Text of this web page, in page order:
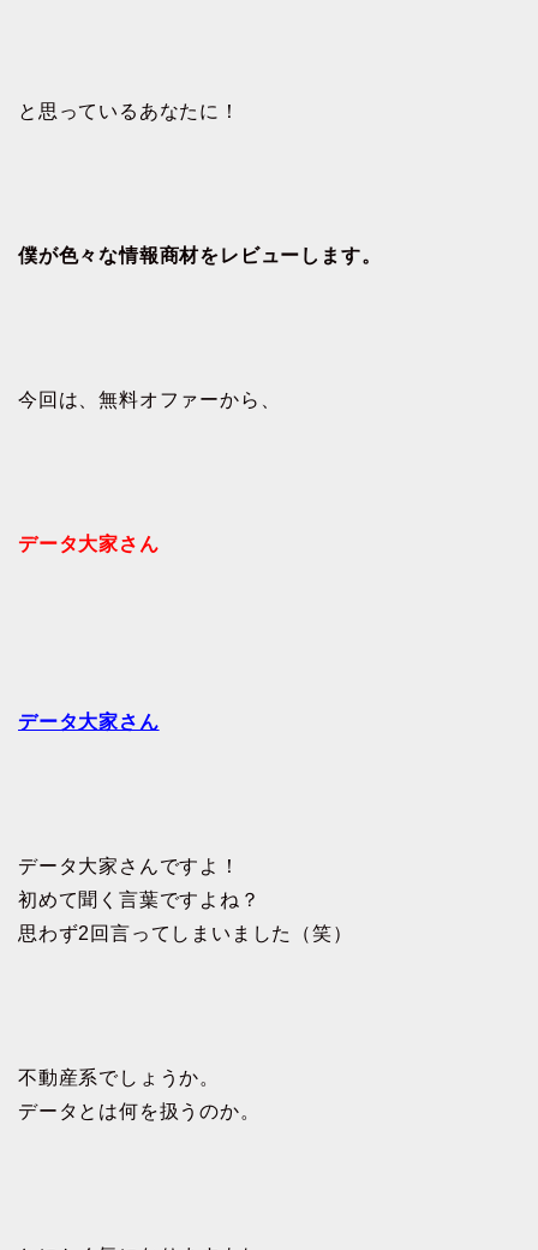
と思っているあなたに！
僕が色々な情報商材をレビューします。
今回は、無料オファーから、
データ大家さん
データ大家さん
データ大家さんですよ！
初めて聞く言葉ですよね？
思わず2回言ってしまいました（笑）
不動産系でしょうか。
データとは何を扱うのか。